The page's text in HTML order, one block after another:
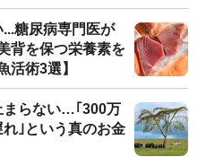
糖尿病専門医が
背を保つ栄養素を
活術3選】
まらない…｢300万
｣という真のお金